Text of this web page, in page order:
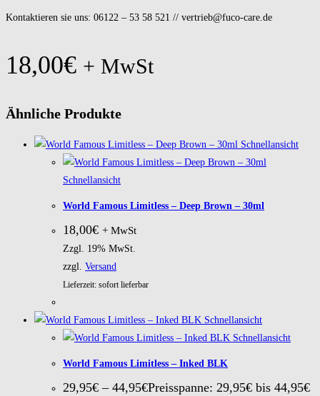
Kontaktieren sie uns: 06122 – 53 58 521 // vertrieb@fuco-care.de
18,00€ + MwSt
Ähnliche Produkte
Schnellansicht
Schnellansicht
World Famous Limitless – Deep Brown – 30ml
18,00€ + MwSt
Zzgl. 19% MwSt.
zzgl. Versand
Lieferzeit: sofort lieferbar
Schnellansicht
Schnellansicht
World Famous Limitless – Inked BLK
29,95€ – 44,95€Preisspanne: 29,95€ bis 44,95€